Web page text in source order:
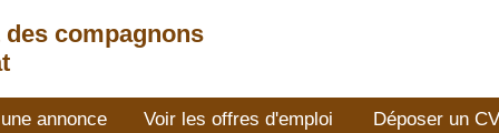
des compagnons
annonce Voir les offres d'emploi Déposer un CV